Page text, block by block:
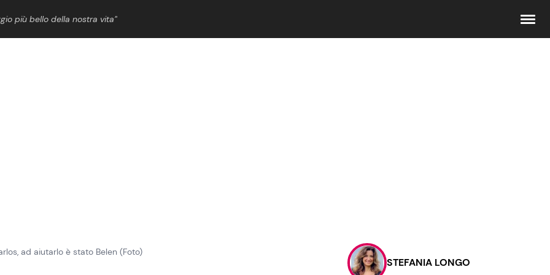
più bello della nostra vita”
Contattaci
Pubblicità
ad aiutarlo è stato Belen (Foto)
STEFANIA LONGO